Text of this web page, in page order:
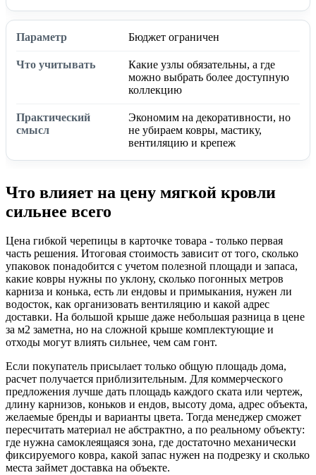
Бюджет ограничен
Какие узлы обязательны, а где
можно выбрать более доступную
коллекцию
Экономим на декоративности, но
не убираем ковры, мастику,
вентиляцию и крепеж
Что влияет на цену мягкой кровли
сильнее всего
Цена гибкой черепицы в карточке товара - только первая
часть решения. Итоговая стоимость зависит от того, сколько
упаковок понадобится с учетом полезной площади и запаса,
какие ковры нужны по уклону, сколько погонных метров
карниза и конька, есть ли ендовы и примыкания, нужен ли
водосток, как организовать вентиляцию и какой адрес
доставки. На большой крыше даже небольшая разница в цене
за м2 заметна, но на сложной крыше комплектующие и
отходы могут влиять сильнее, чем сам гонт.
Если покупатель присылает только общую площадь дома,
расчет получается приблизительным. Для коммерческого
предложения лучше дать площадь каждого ската или чертеж,
длину карнизов, коньков и ендов, высоту дома, адрес объекта,
желаемые бренды и варианты цвета. Тогда менеджер сможет
пересчитать материал не абстрактно, а по реальному объекту:
где нужна самоклеящаяся зона, где достаточно механически
фиксируемого ковра, какой запас нужен на подрезку и сколько
места займет доставка на объекте.